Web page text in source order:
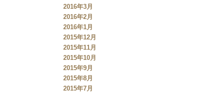
2016年3月
2016年2月
2016年1月
2015年12月
2015年11月
2015年10月
2015年9月
2015年8月
2015年7月